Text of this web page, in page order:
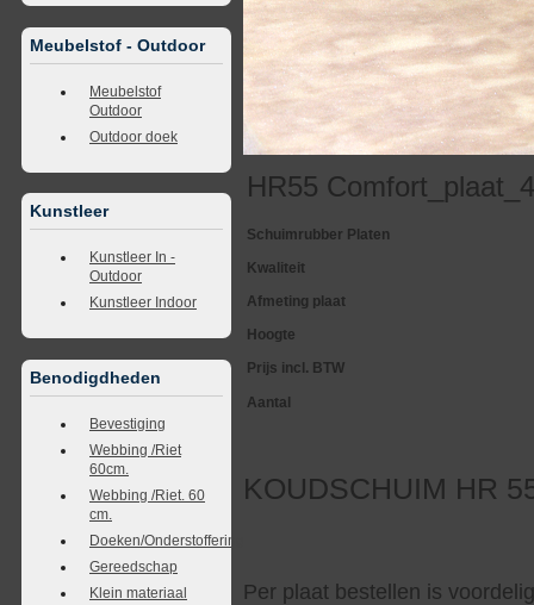
Meubelstof - Outdoor
Meubelstof
Outdoor
Outdoor doek
Kunstleer
Kunstleer In -
Outdoor
Kunstleer Indoor
Benodigdheden
Bevestiging
Webbing /Riet
60cm.
Webbing /Riet. 60
cm.
Doeken/Onderstoffering
Gereedschap
Klein materiaal
HR55
Schuimrubber Platen
Kwaliteit
Afmeting plaat
Hoogte
Prijs incl. BTW
Aantal
KOUDSCHUIM HR
Per plaat bestellen is